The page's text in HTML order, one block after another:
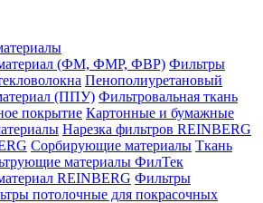
(ФМ, ФМР, ФВР) Фильтры
Пенополиуретановый
(ППУ) Фильтровальная ткань
покрытие Картонные и бумажные
Нарезка фильтров REINBERG
Сорбирующие материалы Ткань
материалы ФилТек
REINBERG Фильтры
потолочные для покрасочных